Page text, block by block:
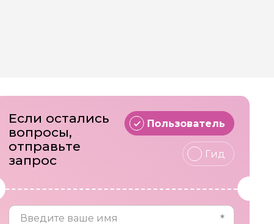
Если остались
вопросы,
отправьте
запрос
Пользователь
Гид